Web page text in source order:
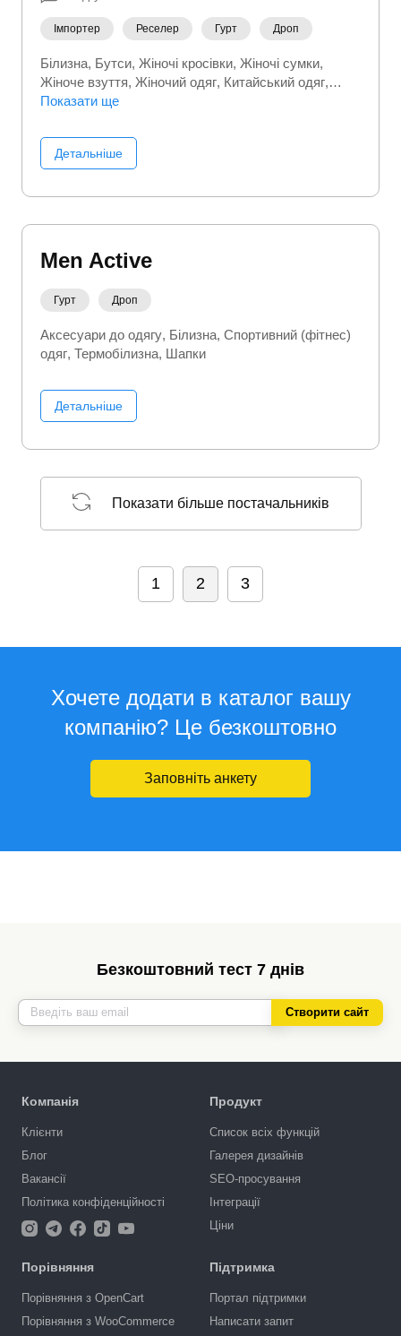
Імпортер Реселер Гурт Дроп
Білизна Бутси Жіночі кросівки Жіночі сумки
Жіноче взуття Жіночий одяг Китайський одяг
Кросівки Куртки
Чоловічий одяг
Показати ще
Детальніше
Men Active
Гурт Дроп
Аксесуари до одягу Білизна Спортивний (фітнес)
одяг Термобілизна Шапки
Детальніше
Показати більше постачальників
1 2 3
Хочете додати в каталог вашу
компанію? Це безкоштовно
Заповніть анкету
Безкоштовний тест 7 днів
Створити сайт
Компанія
Клієнти
Блог
Вакансії
Політика конфіденційності
Продукт
Список всіх функцій
Галерея дизайнів
SEO-просування
Інтеграції
Ціни
Порівняння
Порівняння з OpenCart
Порівняння з WooCommerce
Підтримка
Портал підтримки
Написати запит